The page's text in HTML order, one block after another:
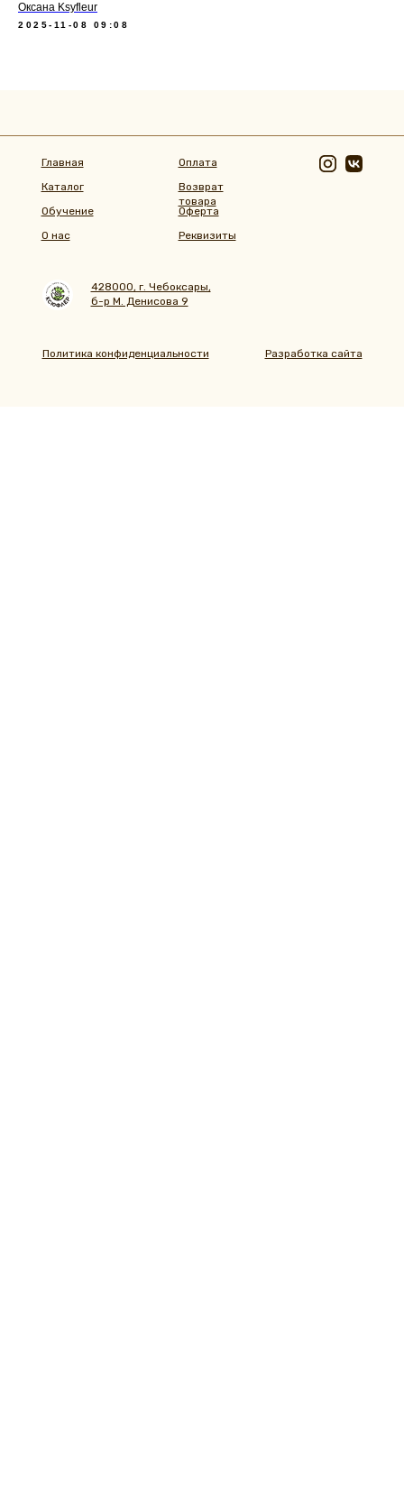
Оксана Ksyfleur
2025-11-08 09:08
Главная
Каталог
О нас
Обучение
Оплата
Возврат
товара
Оферта
Политика конфиденциальности
Реквизиты
428000, г. Чебоксары,
б-р М. Денисова 9
Разработка сайта